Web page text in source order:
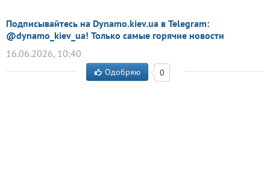
Подписывайтесь на Dynamo.kiev.ua в Telegram:
@dynamo_kiev_ua! Только самые горячие новости
16.06.2026, 10:40
Одобряю 0